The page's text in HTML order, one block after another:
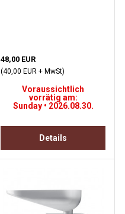
48,00 EUR
(40,00 EUR + MwSt)
Voraussichtlich
vorrätig am:
Sunday • 2026.08.30.
Details